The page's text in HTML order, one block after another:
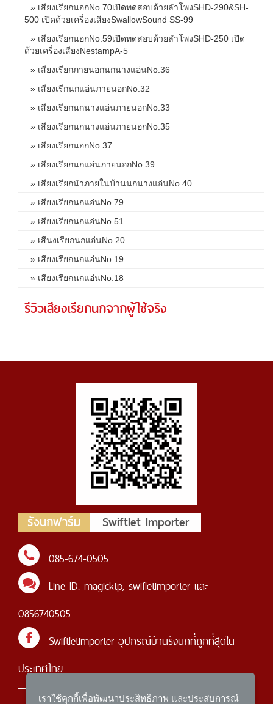
» เสียงเรียกนอกNo.70เปิดทดสอบด้วยลำโพงSHD-290&SH-
500 เปิดด้วยเครื่องเสียงSwallowSound SS-99
» เสียงเรียกนอกNo.59เปิดทดสอบด้วยลำโพงSHD-250 เปิด
ด้วยเครื่องเสียงNestampA-5
» เสียงเรียกภายนอกนกนางแอ่นNo.36
» เสียงเรีกนกแอ่นภายนอกNo.32
» เสียงเรียกนกนางแอ่นภายนอกNo.33
» เสียงเรียกนกนางแอ่นภายนอกNo.35
» เสียงเรียกนอกNo.37
» เสียงเรียกนกแอ่นภายนอกNo.39
» เสียงเรียกนำภายในบ้านนกนางแอ่นNo.40
» เสียงเรียกนกแอ่นNo.79
» เสียงเรียกนกแอ่นNo.51
» เสีนงเรียกนกแอ่นNo.20
» เสียงเรียกนกแอ่นNo.19
» เสียงเรียกนกแอ่นNo.18
รีวิวเสียงเรียกนกจากผู้ใช้จริง
รังนกฟาร์ม Swiftlet Importer
085-674-0505
Line ID: magicktp, swifletimporter และ
0856740505
Swiftletimporter อุปกรณ์บ้านรังนกที่ถูกที่สุดใน
ประเทศไทย
เราใช้คุกกี้เพื่อพัฒนาประสิทธิภาพ และประสบการณ์